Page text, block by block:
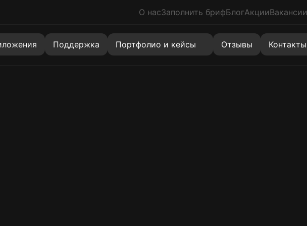
О насЗаполнить брифБлогАкцииВакансии
Поддержка Портфолио и кейсы Отзывы Контакты
с политикой персональных данных